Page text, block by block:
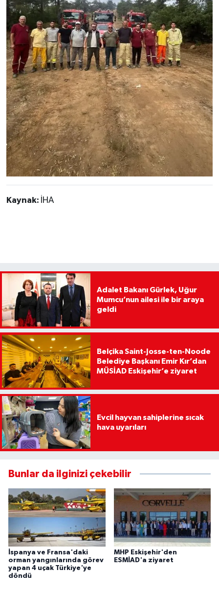
Kaynak: İHA
Adalet Bakanı Gürlek, Uğur
Mumcu’nun ailesi ile bir araya
geldi
Belçika Saint-Josse-ten-Noode
Belediye Başkanı Emir Kır’dan
MÜSİAD Eskişehir’e ziyaret
Evcil hayvan sahiplerine sıcak
hava uyarıları
Bunlar da ilginizi çekebilir
İspanya ve Fransa'daki
orman yangınlarında görev
yapan 4 uçak Türkiye'ye
döndü
MHP Eskişehir'den
ESMİAD'a ziyaret